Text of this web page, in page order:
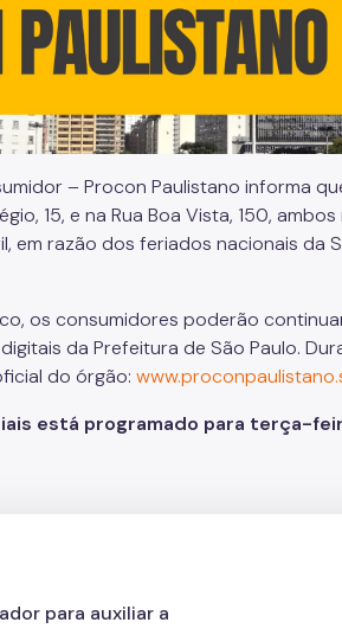
– Procon Paulistano informa
15, e na Rua Boa Vista, 150,
em razão dos feriados nacionais da
os consumidores poderão
da Prefeitura de São Paulo.
do órgão:
está programado para terça-
para auxiliar a